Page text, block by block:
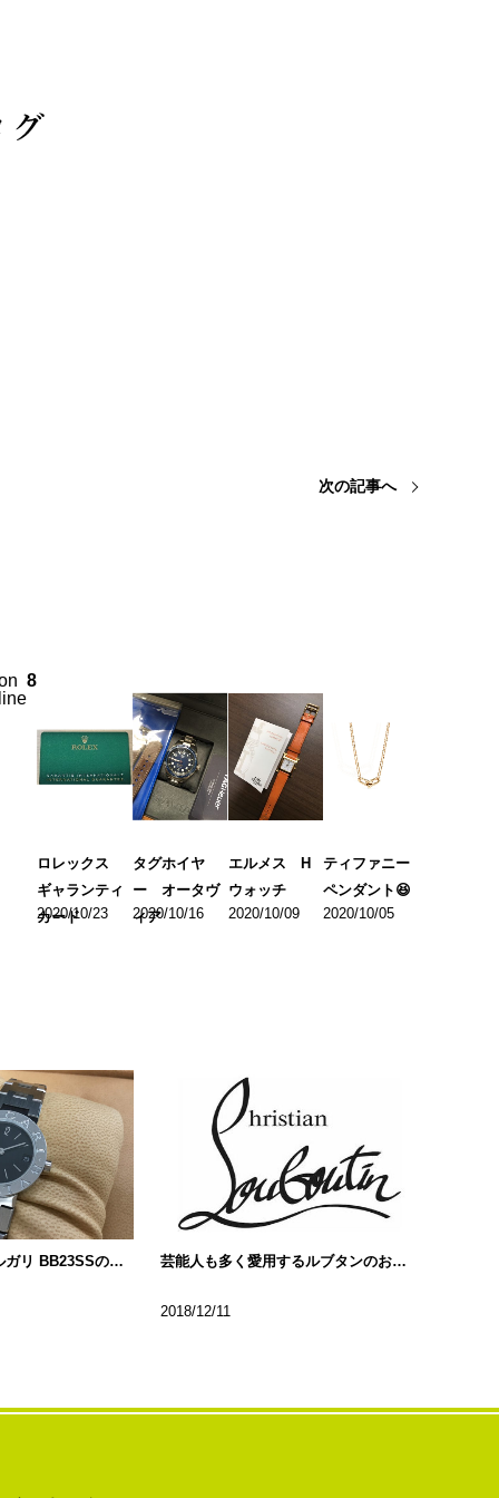
次の記事へ
8
ロレックス
ギャランティ
カード
2020/10/23
タグホイヤ
ー オータヴ
ィア
2020/10/16
エルメス H
ウォッチ
2020/10/09
ティファニー
ペンダント😆
2020/10/05
色々なブルガリブルガリ BB23SSの種類について… 芸能人も多く愛用するルブタンのお財布!!
2018/12/11